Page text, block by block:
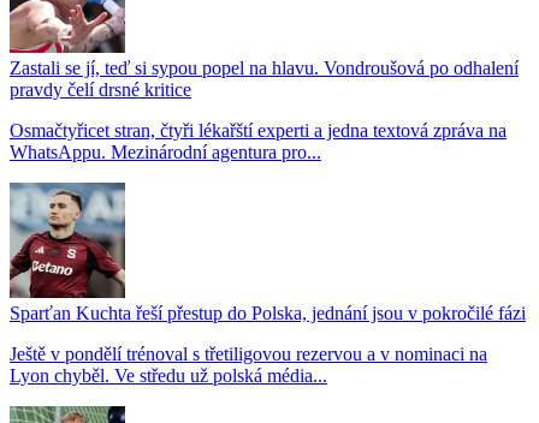
Zastali se jí, teď si sypou popel na hlavu. Vondroušová po odhalení
pravdy čelí drsné kritice
Osmačtyřicet stran, čtyři lékařští experti a jedna textová zpráva na
WhatsAppu. Mezinárodní agentura pro...
Sparťan Kuchta řeší přestup do Polska, jednání jsou v pokročilé fázi
Ještě v pondělí trénoval s třetiligovou rezervou a v nominaci na
Lyon chyběl. Ve středu už polská média...